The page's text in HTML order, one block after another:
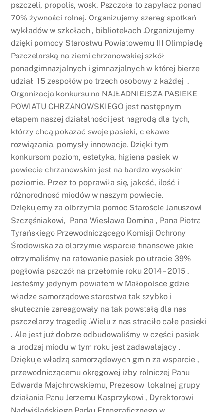
pszczeli, propolis, wosk. Pszczoła to zapylacz ponad
70% żywności rolnej. Organizujemy szereg spotkań
wykładów w szkołach , bibliotekach .Organizujemy
dzięki pomocy Starostwu Powiatowemu III Olimpiadę
Pszczelarską na ziemi chrzanowskiej szkół
ponadgimnazjalnych i gimnazjalnych w której bierze
udział 15 zespołów po trzech osobowy z każdej .
Organizacja konkursu na NAJŁADNIEJSZA PASIEKE
POWIATU CHRZANOWSKIEGO jest następnym
etapem naszej działalności jest nagrodą dla tych,
którzy chcą pokazać swoje pasieki, ciekawe
rozwiązania, pomysły innowacje. Dzięki tym
konkursom poziom, estetyka, higiena pasiek w
powiecie chrzanowskim jest na bardzo wysokim
poziomie. Przez to poprawiła się, jakość, ilość i
różnorodność miodów w naszym powiecie.
Dziękujemy za olbrzymia pomoc Staroście Januszowi
Szczęśniakowi, Pana Wiesława Domina , Pana Piotra
Tyrańskiego Przewodniczącego Komisji Ochrony
Środowiska za olbrzymie wsparcie finansowe jakie
otrzymaliśmy na ratowanie pasiek po utracie 39%
pogłowia pszczół na przełomie roku 2014 – 2015 .
Jesteśmy jedynym powiatem w Małopolsce gdzie
władze samorządowe starostwa tak szybko i
skutecznie zareagowały na tak powstałą dla nas
pszczelarzy tragedię .Wielu z nas straciło całe pasieki
. Ale jest już dobrze odbudowaliśmy w części pasieki
a urodzaj miodu w tym roku jest zadawalający .
Dziękuje władzą samorządowych gmin za wsparcie ,
przewodniczącemu okręgowej izby rolniczej Panu
Edwarda Majchrowskiemu, Prezesowi lokalnej grupy
działania Panu Jerzemu Kasprzykowi , Dyrektorowi